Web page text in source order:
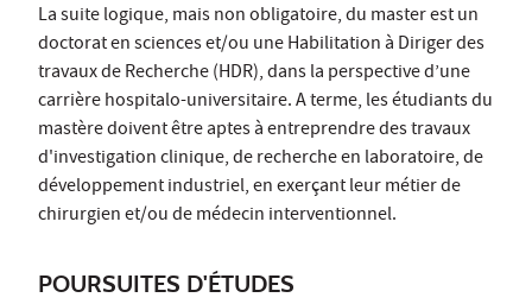
La suite logique, mais non obligatoire, du master est un
doctorat en sciences et/ou une Habilitation à Diriger des
travaux de Recherche (HDR), dans la perspective d’une
carrière hospitalo-universitaire. A terme, les étudiants du
mastère doivent être aptes à entreprendre des travaux
d'investigation clinique, de recherche en laboratoire, de
développement industriel, en exerçant leur métier de
chirurgien et/ou de médecin interventionnel.
POURSUITES D'ÉTUDES